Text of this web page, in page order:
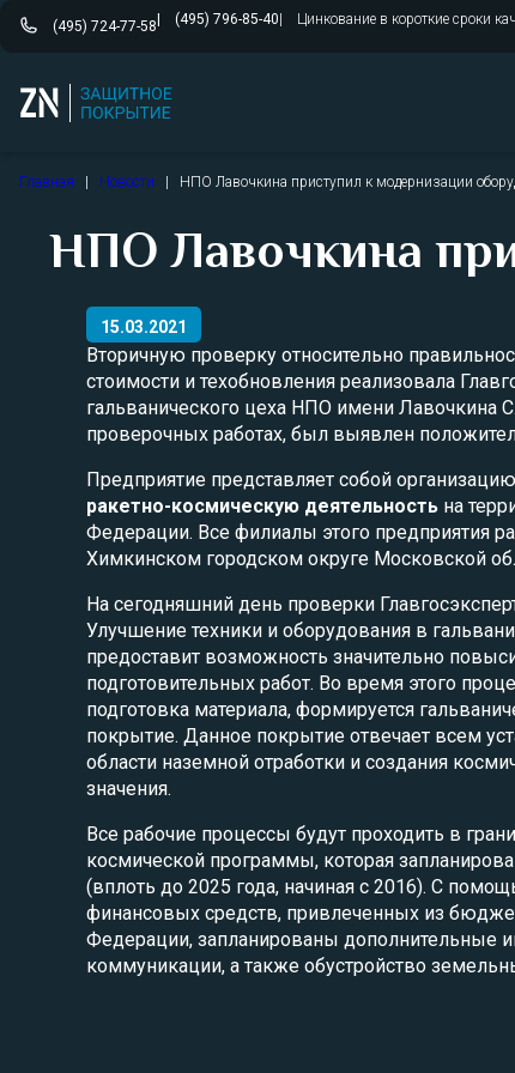
(495) 724-77-58 (495) 796-85-40 Цинкование в короткие сроки
Главная Новости НПО Лавочкина приступил к модернизации
НПО Лавочкина
15.03.2021
Вторичную проверку относительно
стоимости и техобновления реализовала
гальванического цеха НПО имени Лавочкина
проверочных работах, был выявлен
Предприятие представляет собой
ракетно-космическую деятельностьна
Федерации. Все филиалы этого предприятия
Химкинском городском округе Московской
На сегодняшний день проверки
Улучшение техники и оборудования в
предоставит возможность значительно
подготовительных работ. Во время этого
подготовка материала, формируется
покрытие. Данное покрытие отвечает всем
области наземной отработки и создания
значения.
Все рабочие процессы будут проходить в
космической программы, которая
(вплоть до 2025 года, начиная с 2016). С
финансовых средств, привлеченных из
Федерации, запланированы дополнительные
коммуникации, а также обустройство